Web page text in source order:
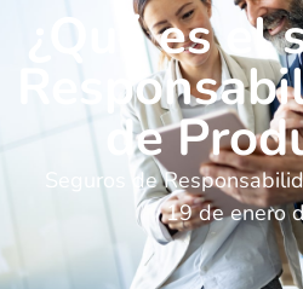
¿Qué es
de
Seguros de
19 de enero